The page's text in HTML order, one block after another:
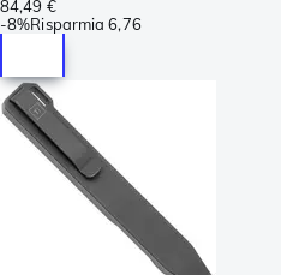
84,49 €
-8%Risparmia 6,76